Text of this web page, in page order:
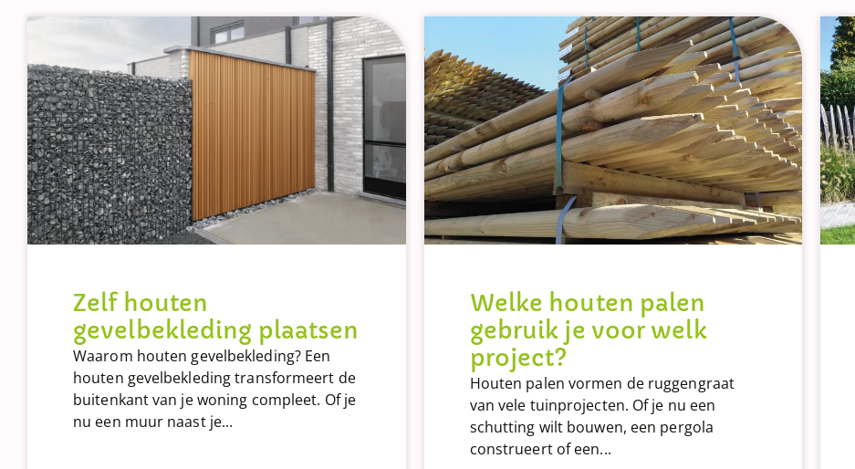
Zelf houten
gevelbekleding plaatsen
Waarom houten gevelbekleding? Een
houten gevelbekleding transformeert de
buitenkant van je woning compleet. Of je
nu een muur naast je...
Welke houten palen
gebruik je voor welk
project?
Houten palen vormen de ruggengraat
van vele tuinprojecten. Of je nu een
schutting wilt bouwen, een pergola
construeert of een...